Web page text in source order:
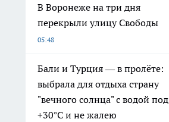
В Воронеже на три дня
перекрыли улицу Свободы
05:48
Бали и Турция — в пролёте:
выбрала для отдыха страну
"вечного солнца" с водой под
+30°C и не жалею